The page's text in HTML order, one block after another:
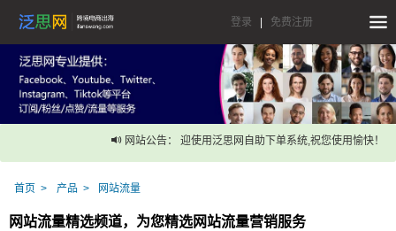
登录 免费注册
网站公告： 迎使用泛思网自助下单系统,祝您使用愉快！
首页 产品 网站流量
网站流量精选频道，为您精选网站流量营销服务